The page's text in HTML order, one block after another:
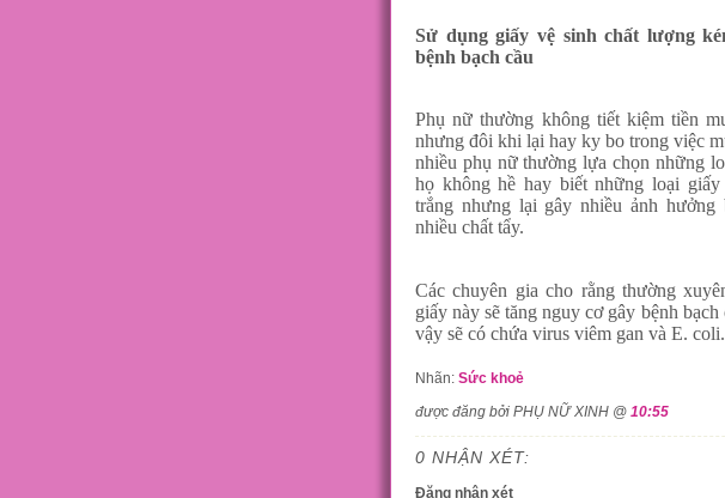
Sử dụng giấy vệ sinh chất lượng
bệnh bạch cầu
Phụ nữ thường không tiết kiệm tiền
nhưng đôi khi lại hay ky bo trong việc
nhiều phụ nữ thường lựa chọn những
họ không hề hay biết những loại
trắng nhưng lại gây nhiều ảnh
nhiều chất tẩy.
Các chuyên gia cho rằng thường
giấy này sẽ tăng nguy cơ gây bệnh
vậy sẽ có chứa virus viêm gan và E.
Nhãn: Sức khoẻ
được đăng bởi PHỤ NỮ XINH @ 10:55
0 NHẬN XÉT:
Đăng nhận xét